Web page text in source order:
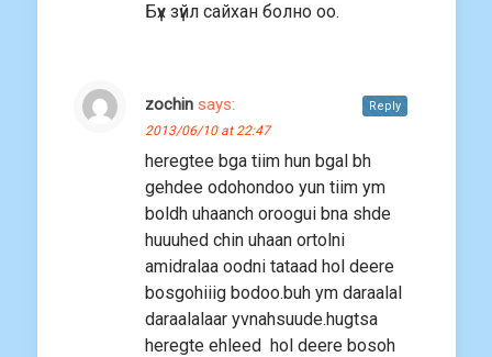
Бүх зүйл сайхан болно оо.
zochin says:
2013/06/10 at 22:47
heregtee bga tiim hun bgal bh
gehdee odohondoo yun tiim ym
boldh uhaanch oroogui bna shde
huuuhed chin uhaan ortolni
amidralaa oodni tataad hol deere
bosgohiiig bodoo.buh ym daraalal
daraalalaar yvnahsuude.hugtsa
heregte ehleed hol deere bosoh
Reply